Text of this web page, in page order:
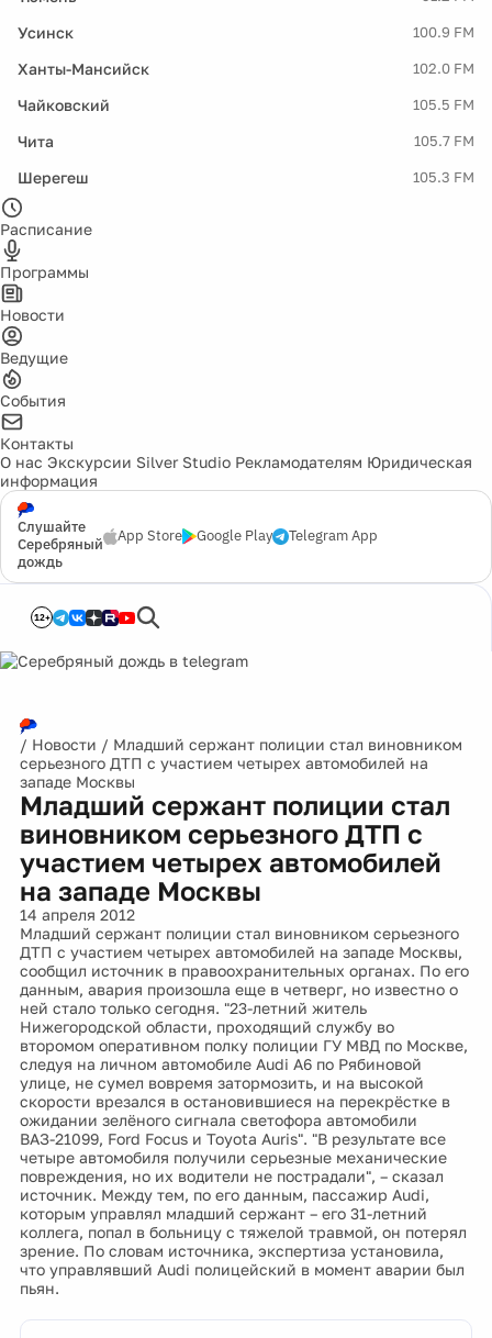
Усинск 100.9 FM
Ханты-Мансийск 102.0 FM
Чайковский 105.5 FM
Чита 105.7 FM
Шерегеш 105.3 FM
Расписание
Программы
Новости
Ведущие
События
Контакты
О нас Экскурсии Silver Studio Рекламодателям Юридическая
информация
Слушайте
Серебряный
дождь
App Store Google Play Telegram App
12+
/ Новости / Младший сержант полиции стал виновником
серьезного ДТП с участием четырех автомобилей на
западе Москвы
Младший сержант полиции стал
виновником серьезного ДТП с
участием четырех автомобилей
на западе Москвы
14 апреля 2012
Младший сержант полиции стал виновником серьезного
ДТП с участием четырех автомобилей на западе Москвы,
сообщил источник в правоохранительных органах. По его
данным, авария произошла еще в четверг, но известно о
ней стало только сегодня. "23-летний житель
Нижегородской области, проходящий службу во
второмом оперативном полку полиции ГУ МВД по Москве,
следуя на личном автомобиле Audi A6 по Рябиновой
улице, не сумел вовремя затормозить, и на высокой
скорости врезался в остановившиеся на перекрёстке в
ожидании зелёного сигнала светофора автомобили
ВАЗ-21099, Ford Focus и Toyota Auris". "В результате все
четыре автомобиля получили серьезные механические
повреждения, но их водители не пострадали", – сказал
источник. Между тем, по его данным, пассажир Audi,
которым управлял младший сержант – его 31-летний
коллега, попал в больницу с тяжелой травмой, он потерял
зрение. По словам источника, экспертиза установила,
что управлявший Audi полицейский в момент аварии был
пьян.